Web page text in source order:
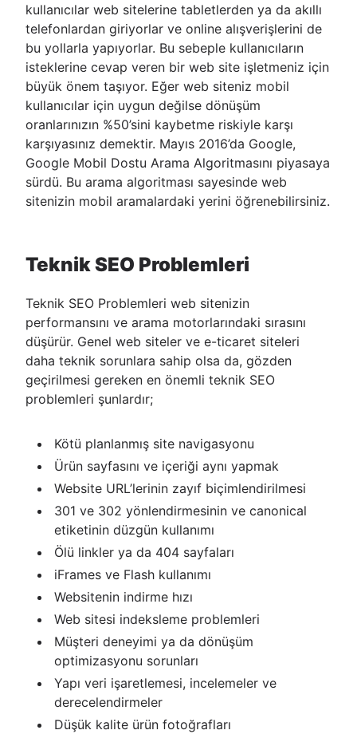
kullanıcılar web sitelerine tabletlerden ya da akıllı
telefonlardan giriyorlar ve online alışverişlerini de
bu yollarla yapıyorlar. Bu sebeple kullanıcıların
isteklerine cevap veren bir web site işletmeniz için
büyük önem taşıyor. Eğer web siteniz mobil
kullanıcılar için uygun değilse dönüşüm
oranlarınızın %50’sini kaybetme riskiyle karşı
karşıyasınız demektir. Mayıs 2016’da Google,
Google Mobil Dostu Arama Algoritmasını piyasaya
sürdü. Bu arama algoritması sayesinde web
sitenizin mobil aramalardaki yerini öğrenebilirsiniz.
Teknik SEO Problemleri
Teknik SEO Problemleri web sitenizin
performansını ve arama motorlarındaki sırasını
düşürür. Genel web siteler ve e-ticaret siteleri
daha teknik sorunlara sahip olsa da, gözden
geçirilmesi gereken en önemli teknik SEO
problemleri şunlardır;
Kötü planlanmış site navigasyonu
Ürün sayfasını ve içeriği aynı yapmak
Website URL’lerinin zayıf biçimlendirilmesi
301 ve 302 yönlendirmesinin ve canonical
etiketinin düzgün kullanımı
Ölü linkler ya da 404 sayfaları
iFrames ve Flash kullanımı
Websitenin indirme hızı
Web sitesi indeksleme problemleri
Müşteri deneyimi ya da dönüşüm
optimizasyonu sorunları
Yapı veri işaretlemesi, incelemeler ve
derecelendirmeler
Düşük kalite ürün fotoğrafları